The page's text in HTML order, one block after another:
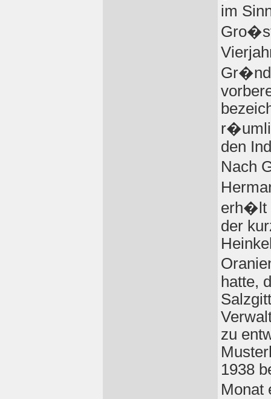
im
den
Nach
erh�lt
der
hatte,
zu
1938
Monat